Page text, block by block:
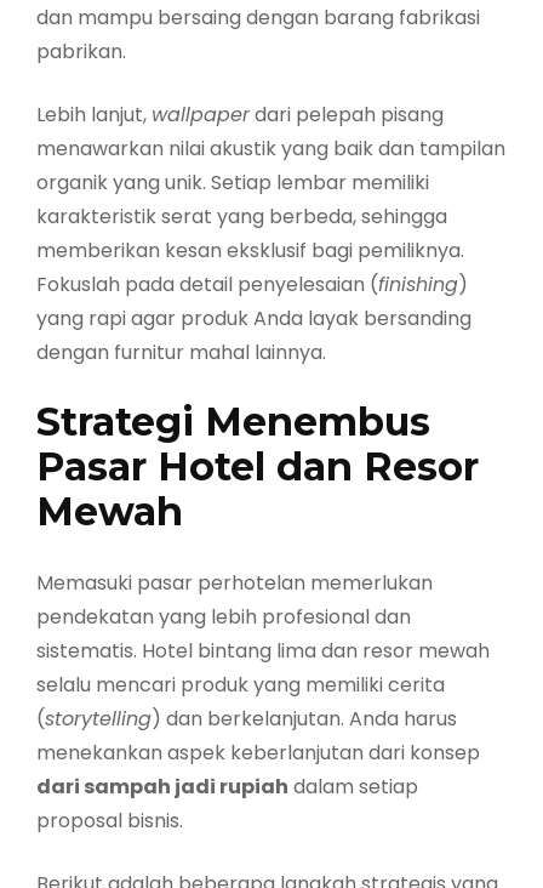
dan mampu bersaing dengan barang fabrikasi
pabrikan.
Lebih lanjut, wallpaperdari pelepah pisang
menawarkan nilai akustik yang baik dan tampilan
organik yang unik. Setiap lembar memiliki
karakteristik serat yang berbeda, sehingga
memberikan kesan eksklusif bagi pemiliknya.
Fokuslah pada detail penyelesaian (finishing)
yang rapi agar produk Anda layak bersanding
dengan furnitur mahal lainnya.
Strategi Menembus
Pasar Hotel dan Resor
Mewah
Memasuki pasar perhotelan memerlukan
pendekatan yang lebih profesional dan
sistematis. Hotel bintang lima dan resor mewah
selalu mencari produk yang memiliki cerita
(storytelling) dan berkelanjutan. Anda harus
menekankan aspek keberlanjutan dari konsep
dari sampah jadi rupiah dalam setiap
proposal bisnis.